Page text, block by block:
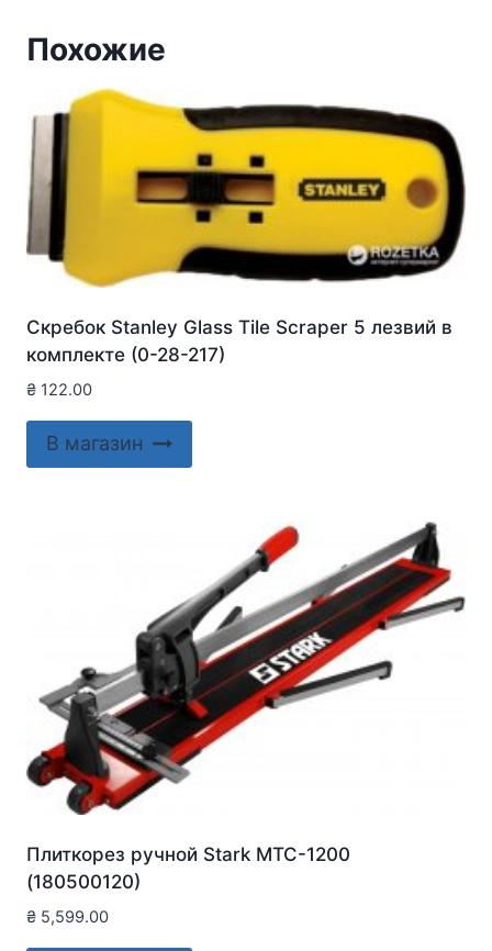
Похожие
Скребок Stanley Glass Tile Scraper 5 лезвий в
комплекте (0-28-217)
₴ 122.00
В магазин
Плиткорез ручной Stark MTC-1200
(180500120)
₴ 5,599.00